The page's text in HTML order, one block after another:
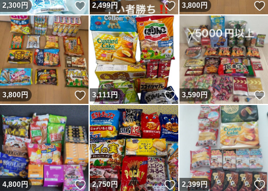
2,300円 いいね！
2,499円 いいね！
3,800円
3,800円 いいね！
3,111円 いいね！
3,590円
4,800円 いいね！
2,750円 いいね！
2,399円